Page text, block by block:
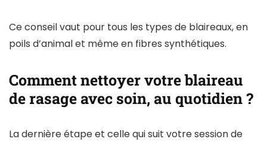
Ce conseil vaut pour tous les types de blaireaux, en
poils d’animal et même en fibres synthétiques.
Comment nettoyer votre blaireau
de rasage avec soin, au quotidien ?
La dernière étape et celle qui suit votre session de